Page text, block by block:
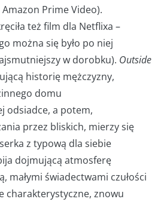
Amazon Prime Video).
też film dla Netflixa –
można się było po niej
w dorobku). Outside
historię mężczyzny,
domu
odsiadce, a potem,
przez bliskich, mierzy się
z typową dla siebie
dojmującą atmosferę
małymi świadectwami czułości
charakterystyczne, znowu